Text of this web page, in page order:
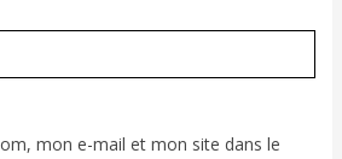
mon e-mail et mon site dans le